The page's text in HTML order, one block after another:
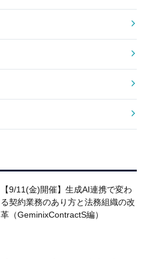
【9/11(金)開催】生成AI連携で変わ
る契約業務のあり方と法務組織の改
革（GeminixContractS編）